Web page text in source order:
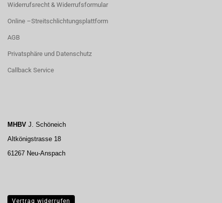
Widerrufsrecht & Widerrufsformular
Online –Streitschlichtungsplattform
AGB
Privatsphäre und Datenschutz
Callback Service
MHBV J. Schöneich
Altkönigstrasse 18
61267 Neu-Anspach
Vertrag widerrufen